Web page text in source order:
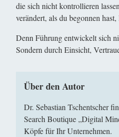
die sich nicht kontrollieren
verändert, als du begonnen hast,
Denn Führung entwickelt sich
Sondern durch Einsicht,
Über den Autor
Dr. Sebastian Tschentscher
Search Boutique „Digital
Köpfe für Ihr Unternehmen.